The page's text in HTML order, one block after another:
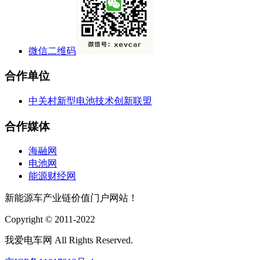
微信二维码
合作单位
中关村新型电池技术创新联盟
合作媒体
海融网
电池网
能源财经网
新能源车产业链价值门户网站！
Copyright © 2011-2022
我爱电车网 All Rights Reserved.